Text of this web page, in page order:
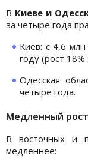
В Киеве и
за четыре года
Киев: с 4,6
году (рост
Одесская
четыре года.
Медленный
В восточных и
медленнее: